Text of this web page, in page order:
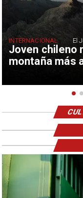
Joven chileno
montaña más
INTERNACIONAL El